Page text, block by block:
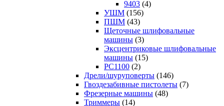
9403 (4)
УШМ (156)
ПШМ (43)
Щеточные шлифовальные
машины (3)
Эксцентриковые шлифовальные
машины (15)
PC1100 (2)
Дрели/шуруповерты (146)
Гвоздезабивные пистолеты (7)
Фрезерные машины (48)
Триммеры (14)